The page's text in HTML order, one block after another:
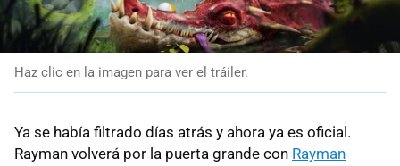
Haz clic en la imagen para ver el tráiler.
Ya se había filtrado días atrás y ahora ya es oficial.
Rayman volverá por la puerta grande con Rayman